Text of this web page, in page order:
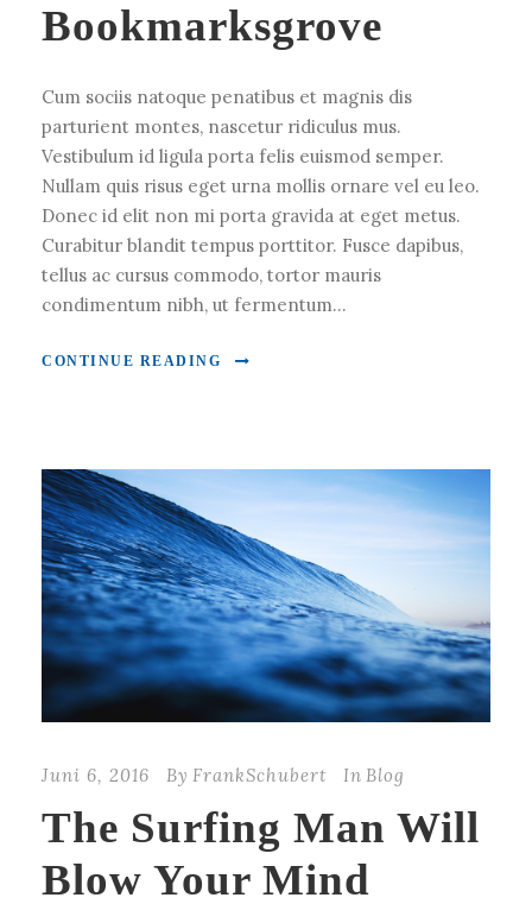
Bookmarksgrove
Cum sociis natoque penatibus et magnis dis
parturient montes, nascetur ridiculus mus.
Vestibulum id ligula porta felis euismod semper.
Nullam quis risus eget urna mollis ornare vel eu leo.
Donec id elit non mi porta gravida at eget metus.
Curabitur blandit tempus porttitor. Fusce dapibus,
tellus ac cursus commodo, tortor mauris
condimentum nibh, ut fermentum...
CONTINUE READING
Juni 6, 2016 By FrankSchubert In Blog
The Surfing Man Will
Blow Your Mind